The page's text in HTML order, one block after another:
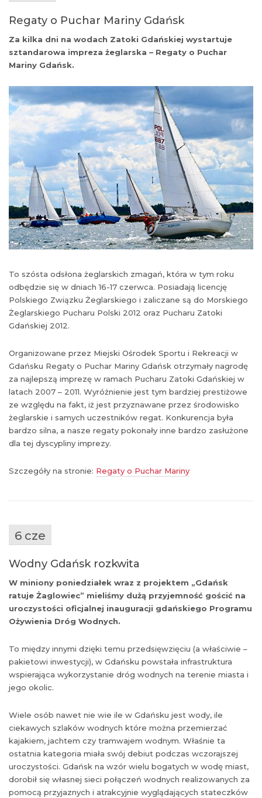
Regaty o Puchar Mariny Gdańsk
Za kilka dni na wodach Zatoki Gdańskiej wystartuje
sztandarowa impreza żeglarska – Regaty o Puchar
Mariny Gdańsk.
To szósta odsłona żeglarskich zmagań, która w tym roku
odbędzie się w dniach 16-17 czerwca. Posiadają licencję
Polskiego Związku Żeglarskiego i zaliczane są do Morskiego
Żeglarskiego Pucharu Polski 2012 oraz Pucharu Zatoki
Gdańskiej 2012.
Organizowane przez Miejski Ośrodek Sportu i Rekreacji w
Gdańsku Regaty o Puchar Mariny Gdańsk otrzymały nagrodę
za najlepszą imprezę w ramach Pucharu Zatoki Gdańskiej w
latach 2007 – 2011. Wyróżnienie jest tym bardziej prestiżowe
ze względu na fakt, iż jest przyznawane przez środowisko
żeglarskie i samych uczestników regat. Konkurencja była
bardzo silna, a nasze regaty pokonały inne bardzo zasłużone
dla tej dyscypliny imprezy.
Szczegóły na stronie: Regaty o Puchar Mariny
6 cze
Wodny Gdańsk rozkwita
W miniony poniedziałek wraz z projektem „Gdańsk
ratuje Żaglowiec” mieliśmy dużą przyjemność gościć na
uroczystości oficjalnej inauguracji gdańskiego Programu
Ożywienia Dróg Wodnych.
To między innymi dzięki temu przedsięwzięciu (a właściwie –
pakietowi inwestycji), w Gdańsku powstała infrastruktura
wspierająca wykorzystanie dróg wodnych na terenie miasta i
jego okolic.
Wiele osób nawet nie wie ile w Gdańsku jest wody, ile
ciekawych szlaków wodnych które można przemierzać
kajakiem, jachtem czy tramwajem wodnym. Właśnie ta
ostatnia kategoria miała swój debiut podczas wczorajszej
uroczystości. Gdańsk na wzór wielu bogatych w wodę miast,
dorobił się własnej sieci połączeń wodnych realizowanych za
pomocą przyjaznych i atrakcyjnie wyglądających stateczków